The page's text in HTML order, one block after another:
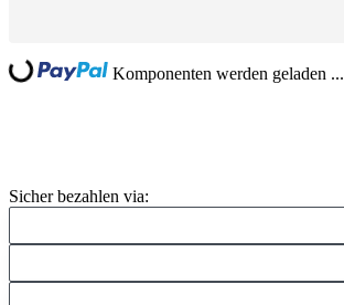
Loading... Komponenten werden geladen ...
Sicher bezahlen via: